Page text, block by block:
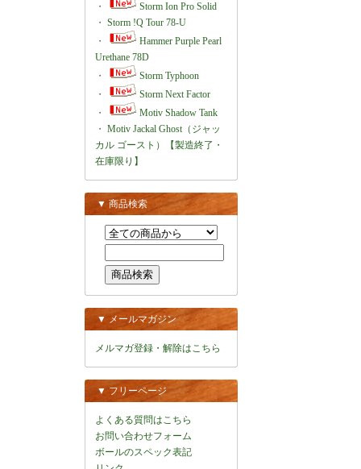
・
Storm Ion Pro Solid
・ Storm !Q Tour 78-U
・
Hammer Purple Pearl
Urethane 78D
・
Storm Typhoon
・
Storm Next Factor
・
Motiv Shadow Tank
・ Motiv Jackal Ghost（ジャッ
カル ゴースト）【製造終了・
在庫限り】
▼ 商品検索
▼ メールマガジン
メルマガ登録・解除はこちら
▼ フリーページ
よくある質問はこちら
お問い合わせフォーム
ボールのスペック表記